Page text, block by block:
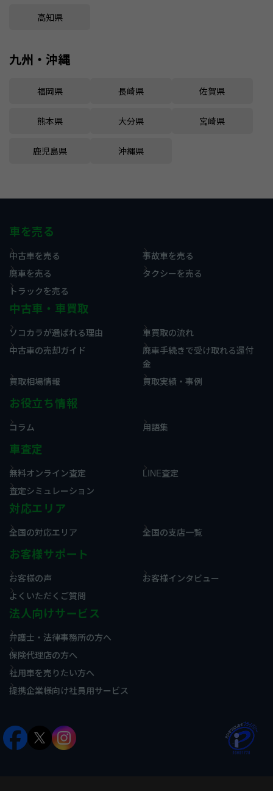
高知県
九州・沖縄
福岡県 長崎県 佐賀県
熊本県 大分県 宮崎県
鹿児島県 沖縄県
車を売る
中古車を売る
事故車を売る
廃車を売る
タクシーを売る
トラックを売る
中古車・車買取
ソコカラが選ばれる理由
車買取の流れ
中古車の売却ガイド
廃車手続きで受け取れる還付
金
買取相場情報
買取実績・事例
お役立ち情報
コラム 用語集
車査定
無料オンライン査定
LINE査定
査定シミュレーション
対応エリア
全国の対応エリア 全国の支店一覧
お客様サポート
お客様の声
お客様インタビュー
よくいただくご質問
法人向けサービス
弁護士・法律事務所の方へ
保険代理店の方へ
社用車を売りたい方へ
提携企業様向け社員用サービス